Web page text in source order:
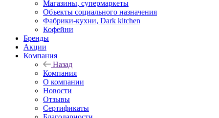
Магазины, супермаркеты
Объекты социального назначения
Фабрики-кухни, Dark kitchen
Кофейни
Бренды
Акции
Компания
Назад
Компания
О компании
Новости
Отзывы
Сертификаты